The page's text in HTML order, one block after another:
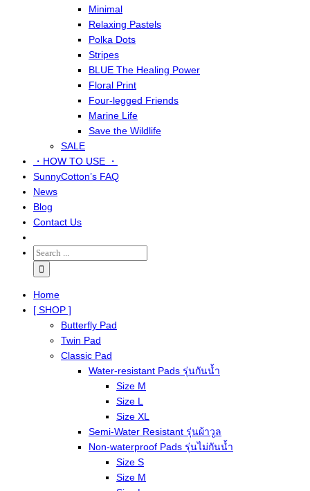
Minimal
Relaxing Pastels
Polka Dots
Stripes
BLUE The Healing Power
Floral Print
Four-legged Friends
Marine Life
Save the Wildlife
SALE
・HOW TO USE ・
SunnyCotton’s FAQ
News
Blog
Contact Us
Home
[ SHOP ]
Butterfly Pad
Twin Pad
Classic Pad
Water-resistant Pads รุ่นกันน้ำ
Size M
Size L
Size XL
Semi-Water Resistant รุ่นผ้าวูล
Non-waterproof Pads รุ่นไม่กันน้ำ
Size S
Size M